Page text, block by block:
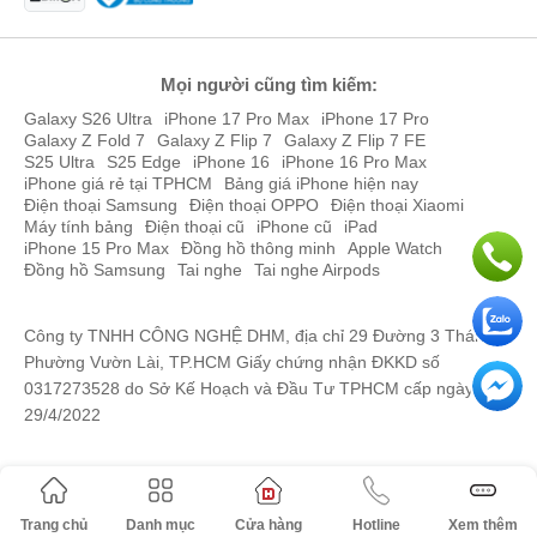
Trang chủ Danh mục Cửa hàng Hotline Xem thêm
Hiệu năng mạnh mẽ
Được trang bị chip xử lý tiên tiến, điện thoại Sony mang lại hiệu
năng mạnh mẽ, đáp ứng tốt các nhu cầu sử dụng hàng ngày.
Trong đó, dòng Xperia 10 V hay 1 V của Sony đã được trang bị
chip Snapdragon gen 2, không chỉ có hiệu năng vượt trội mà còn
giảm thiểu mức năng lượng tiêu thụ của điện thoại. Do đó, điện
thoại có thể xử lý đa nhiệm một cách mượt mà nhiều ứng dụng, là
khi chơi game.
Điện thoại Sony còn nổi bật nhờ có hệ thống camera chất lượng
cao với nhiều công nghệ độc quyền như cảm biến Exmor R, giúp
chụp ảnh đẹp ngay cả trong điều kiện thiếu sáng. Các mẫu Xperia
Mọi người cũng tìm kiếm:
Galaxy S26 Ultra iPhone 17 Pro Max
iPhone 17 Pro
Galaxy Z Fold 7
Galaxy Z Flip 7
Galaxy Z Flip 7 FE
S25 Ultra
S25 Edge iPhone 16
iPhone 16 Pro Max
iPhone giá rẻ tại TPHCM
Bảng giá iPhone hiện nay
Điện thoại Samsung
Điện thoại OPPO
Điện thoại Xiaomi
Máy tính bảng
Điện thoại cũ iPhone cũ
iPad
iPhone 15 Pro Max
Đồng hồ thông minh
Apple Watch
Đồng hồ Samsung
Tai nghe Tai nghe Airpods
Công ty TNHH CÔNG NGHỆ DHM, địa chỉ 29 Đường 3 Tháng 2,
Phường Vườn Lài, TP.HCM Giấy chứng nhận ĐKKD số
0317273528 do Sở Kế Hoạch và Đầu Tư TPHCM cấp ngày
29/4/2022